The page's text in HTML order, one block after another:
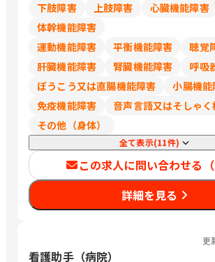
下肢障害
上肢障害
心臓機能障害
体幹機能障害
運動機能障害
平衡機能障害
聴覚
肝臓機能障害
腎臓機能障害
呼吸
ぼうこう又は直腸機能障害
小腸機能
免疫機能障害
音声言語又はそしゃ
その他（身体）
全て表示(11件)
この求人に問い合わせる（
詳細を見る
更
看護助手（病院）